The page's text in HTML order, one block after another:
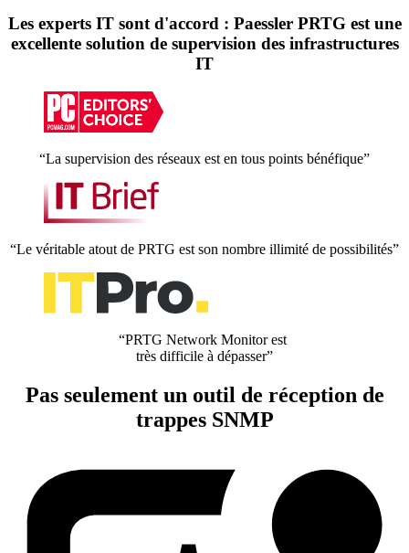
Les experts IT sont d'accord : Paessler PRTG est une
excellente solution de supervision des infrastructures
IT
“La supervision des réseaux est en tous points bénéfique”
“Le véritable atout de PRTG est son nombre illimité de possibilités”
“PRTG Network Monitor est
très difficile à dépasser”
Pas seulement un outil de réception de
trappes SNMP